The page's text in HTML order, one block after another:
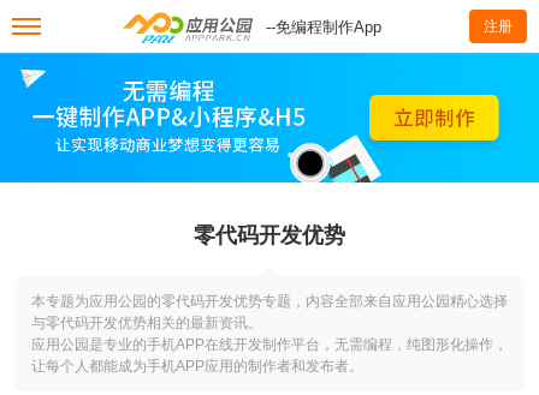
--免编程制作App 注册
零代码开发优势
本专题为应用公园的零代码开发优势专题，内容全部来自应用公园精心选择
与零代码开发优势相关的最新资讯。
应用公园是专业的手机APP在线开发制作平台，无需编程，纯图形化操作，
让每个人都能成为手机APP应用的制作者和发布者。